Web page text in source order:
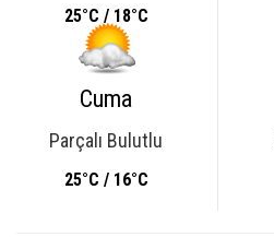
25°C / 18°C
Cuma
Parçalı Bulutlu
25°C / 16°C